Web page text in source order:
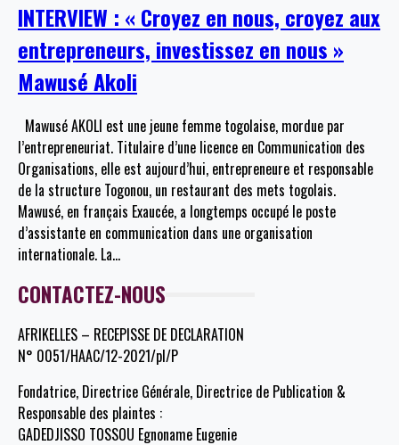
INTERVIEW : « Croyez en nous, croyez aux
entrepreneurs, investissez en nous »
Mawusé Akoli
Mawusé AKOLI est une jeune femme togolaise, mordue par
l’entrepreneuriat. Titulaire d’une licence en Communication des
Organisations, elle est aujourd’hui, entrepreneure et responsable
de la structure Togonou, un restaurant des mets togolais.
Mawusé, en français Exaucée, a longtemps occupé le poste
d’assistante en communication dans une organisation
internationale. La…
CONTACTEZ-NOUS
AFRIKELLES – RECEPISSE DE DECLARATION
N° 0051/HAAC/12-2021/pl/P
Fondatrice, Directrice Générale, Directrice de Publication &
Responsable des plaintes :
GADEDJISSO TOSSOU Egnoname Eugenie